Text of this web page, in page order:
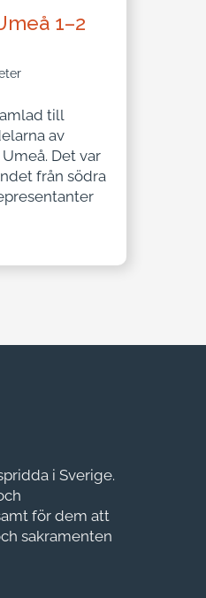
1–2
till
av
Det var
från södra
i Sverige.
för dem att
sakramenten